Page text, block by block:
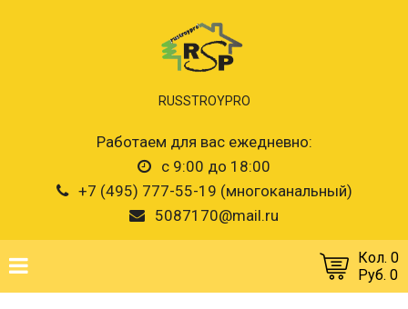
RUSSTROYPRO
Работаем для вас ежедневно:
с 9:00 до 18:00
+7 (495) 777-55-19 (многоканальный)
5087170@mail.ru
Кол. 0
Руб. 0